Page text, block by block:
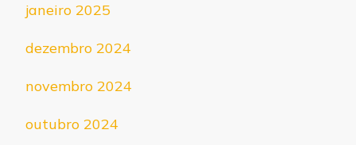
janeiro 2025
dezembro 2024
novembro 2024
outubro 2024